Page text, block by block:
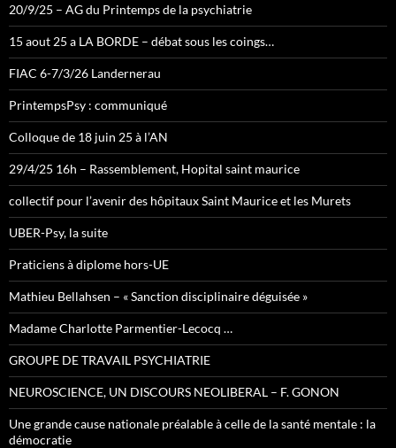
20/9/25 – AG du Printemps de la psychiatrie
15 aout 25 a LA BORDE – débat sous les coings…
FIAC 6-7/3/26 Landernerau
PrintempsPsy : communiqué
Colloque de 18 juin 25 à l’AN
29/4/25 16h – Rassemblement, Hopital saint maurice
collectif pour l’avenir des hôpitaux Saint Maurice et les Murets
UBER-Psy, la suite
Praticiens à diplome hors-UE
Mathieu Bellahsen – « Sanction disciplinaire déguisée »
Madame Charlotte Parmentier-Lecocq …
GROUPE DE TRAVAIL PSYCHIATRIE
NEUROSCIENCE, UN DISCOURS NEOLIBERAL – F. GONON
Une grande cause nationale préalable à celle de la santé mentale : la
démocratie